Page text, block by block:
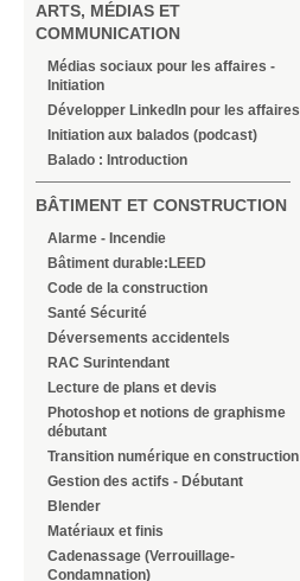
ARTS, MÉDIAS ET
COMMUNICATION
Médias sociaux pour les affaires -
Initiation
Développer LinkedIn pour les affaires
Initiation aux balados (podcast)
Balado : Introduction
BÂTIMENT ET CONSTRUCTION
Alarme - Incendie
Bâtiment durable:LEED
Code de la construction
Santé Sécurité
Déversements accidentels
RAC Surintendant
Lecture de plans et devis
Photoshop et notions de graphisme
débutant
Transition numérique en construction
Gestion des actifs - Débutant
Blender
Matériaux et finis
Cadenassage (Verrouillage-
Condamnation)